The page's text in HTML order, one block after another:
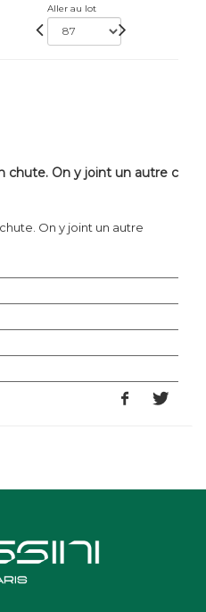
Aller au lot
chute. On y joint un autre c
On y joint un autre